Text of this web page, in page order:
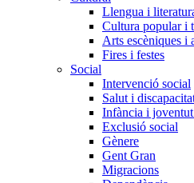
Llengua i
Cultura popular i
Arts escèniques i
Fires i festes
Social
Intervenció social
Salut i
Infància i
Exclusió social
Gènere
Gent Gran
Migracions